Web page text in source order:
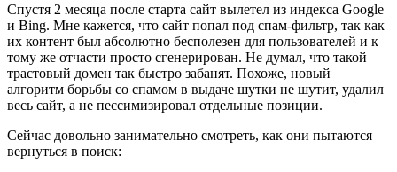
Спустя 2 месяца после старта сайт вылетел из индекса Google
и Bing. Мне кажется, что сайт попал под спам-фильтр, так как
их контент был абсолютно бесполезен для пользователей и к
тому же отчасти просто сгенерирован. Не думал, что такой
трастовый домен так быстро забанят. Похоже, новый
алгоритм борьбы со спамом в выдаче шутки не шутит, удалил
весь сайт, а не пессимизировал отдельные позиции.
Сейчас довольно занимательно смотреть, как они пытаются
вернуться в поиск: